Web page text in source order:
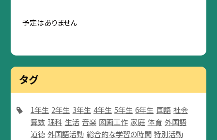
予定はありません
タグ
1年生 2年生 3年生 4年生 5年生 6年生 国語 社会
算数 理科 生活 音楽 図画工作 家庭 体育 外国語
道徳 外国語活動 総合的な学習の時間 特別活動